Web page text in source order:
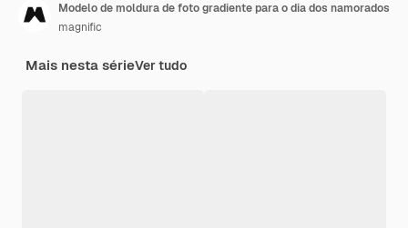
Modelo de moldura de foto gradiente para o dia dos namorados
magnific
Mais nesta sérieVer tudo